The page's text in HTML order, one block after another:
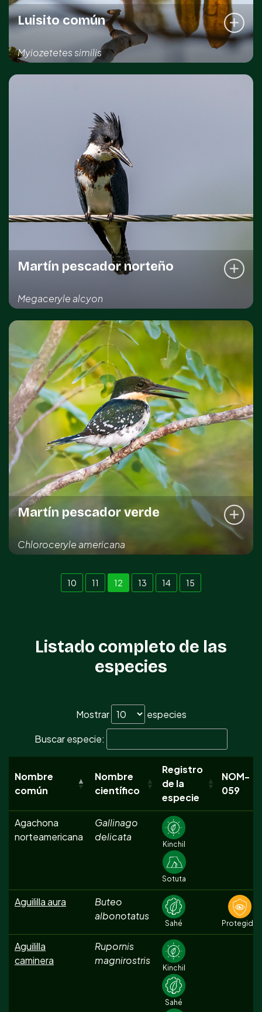
Luisito común
Myiozetetes similis
DISTRIBUCIÓN IMPORTANTE
Martín pescador norteño
Megaceryle alcyon
Kinchil Sotuta
DISTRIBUCIÓN IMPORTANTE
Común
Martín pescador verde
Chloroceryle americana
10 11 12 13 14 15
Listado completo de las
especies
Mostrar
especies
Buscar especie:
Nombre
común
Nombre
científico
Registro
de la
especie
NOM-
059
Agachona
norteamericana
Gallinago
delicata
Kinchil
Sotuta
Aguililla aura
Buteo
albonotatus
Sahé Protegida
Aguililla
caminera
Rupornis
magnirostris
Kinchil
Sahé